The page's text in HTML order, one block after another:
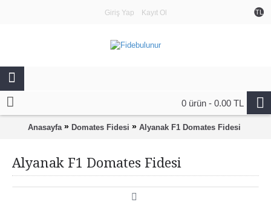
TL
Giriş Yap Kayıt Ol
0 ürün - 0.00 TL
Anasayfa » Domates Fidesi » Alyanak F1 Domates Fidesi
Alyanak F1 Domates Fidesi